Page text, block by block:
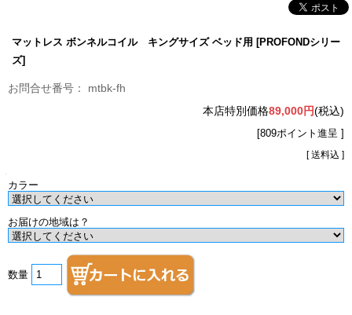
マットレス ボンネルコイル キングサイズ ベッド用 [PROFONDシリー
ズ]
mtbk-fh
本店特別価格89,000円(税込)
[809ポイント進呈 ]
[ 送料込 ]
カラー
お届けの地域は？
数量